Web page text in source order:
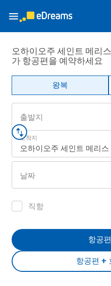
오하이오주 세인트 메리
가 항공편을 예약하세요
왕복
출발지
도착지
오하이오주 세인트 메리스
날짜
직항
항공편 +
항공